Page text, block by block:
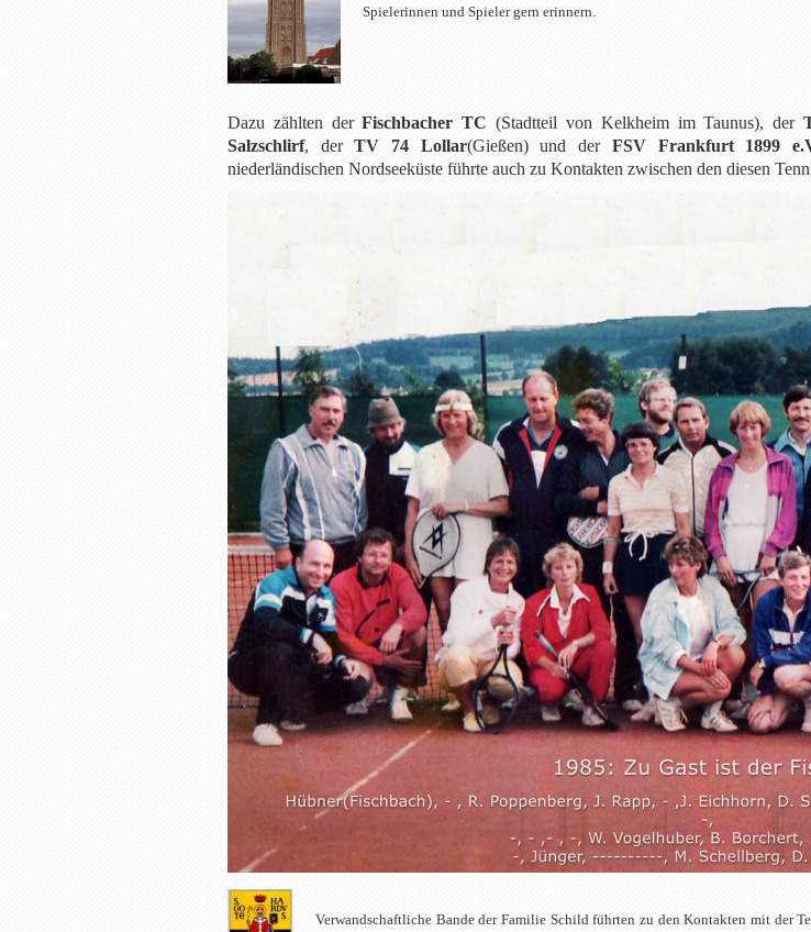
Spielerinnen und Spieler gern erinnern.
Dazu zählten derFischbacher TC (Stadtteil von Kelkheim im Taunus), der
Salzschlirf, derTV 74 Lollar(Gießen) und der FSV Frankfurt 1899
niederländischen Nordseeküste führte auch zu Kontakten zwischen den diesen
Verwandschaftliche Bande der Familie Schild führten zu den Kontakten mit der